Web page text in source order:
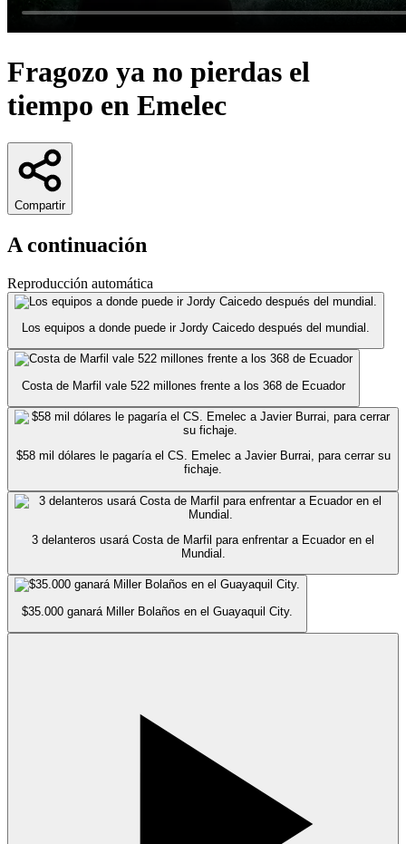
Fragozo ya no pierdas el
tiempo en Emelec
Compartir
A continuación
Reproducción automática
Los equipos a donde puede ir Jordy Caicedo después del mundial.
Costa de Marfil vale 522 millones frente a los 368 de Ecuador
$58 mil dólares le pagaría el CS. Emelec a Javier Burrai, para cerrar su
fichaje.
3 delanteros usará Costa de Marfil para enfrentar a Ecuador en el
Mundial.
$35.000 ganará Miller Bolaños en el Guayaquil City.